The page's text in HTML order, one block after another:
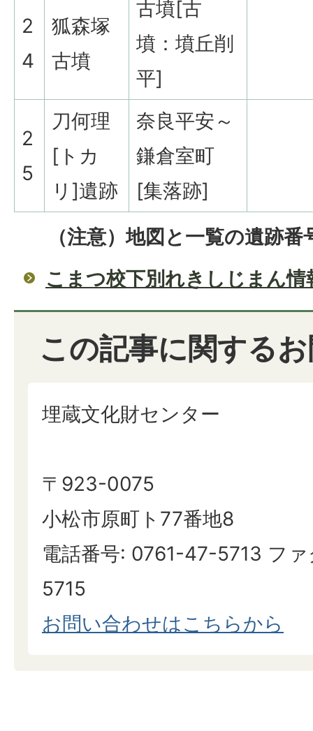
2
4
狐森塚
古墳
古墳[古
墳：墳丘削
平]
2
5
刀何理
[トカ
リ]遺跡
奈良平安～
鎌倉室町
[集落跡]
（注意）地図と一覧の遺跡
こまつ校下別れきしじまん
この記事に関する
埋蔵文化財センター
〒923-0075
小松市原町ト77番地8
電話番号: 0761-47-5713 フ
5715
お問い合わせはこちらから